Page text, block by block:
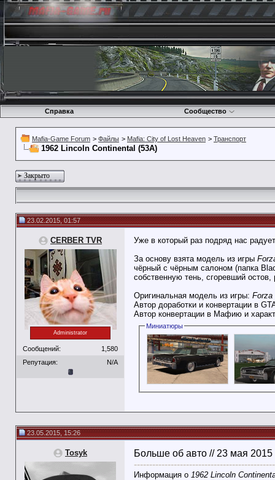
Справка Сообщество
Mafia-Game Forum > Файлы > Mafia: City of Lost Heaven > Транспорт
1962 Lincoln Continental (53А)
Закрыто
23.02.2015, 01:57
CERBER TVR
Administrator
Сообщений:
1,580
Репутация:
N/A
Уже в который раз подряд нас
За основу взята модель из игры
чёрный с чёрным салоном (папка
собственную тень, сгоревший
Оригинальная модель из игры: Forza
Автор доработки и конвертации в
Автор конвертации в Мафию и
Миниатюры
23.05.2015, 15:26
Tosyk
Больше об авто // 23 мая 2015
Информация о 1962 Lincoln